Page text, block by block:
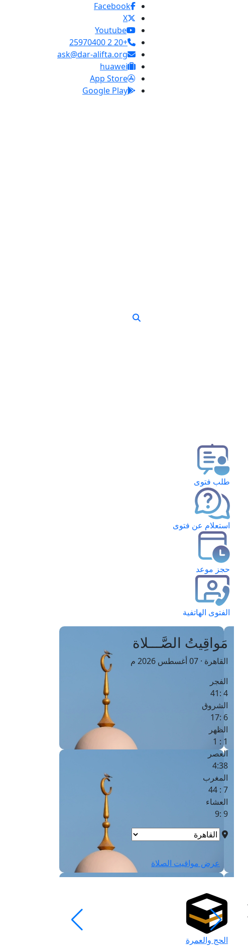
Facebook
X
Youtube
+20 2 25970400
ask@dar-alifta.org
huawei
App Store
Google Play
طلب فتوى
استعلام عن فتوى
حجز موعد
الفتوى الهاتفية
مَواقِيتُ الصَّـــلاة
القاهرة · 07 أغسطس 2026 م
الفجر
4 :41
الشروق
6 :17
الظهر
1 : 1
العصر
4:38
المغرب
7 : 44
العشاء
9 :9
عرض مواقيت الصلاة
الحج والعمرة